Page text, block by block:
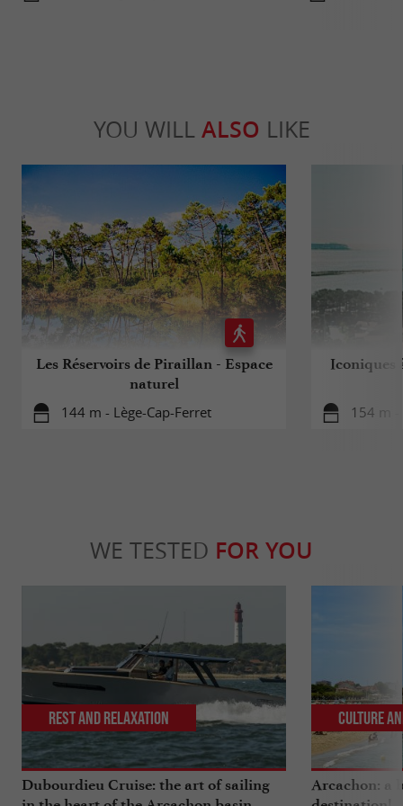
YOU WILL ALSO LIKE
Les Réservoirs de Piraillan - Espace
naturel
144 m - Lège-Cap-Ferret
Iconiques
154 m -
WE TESTED FOR YOU
Dubourdieu Cruise: the art of sailing
Rest and relaxation
Arcachon: a
Culture